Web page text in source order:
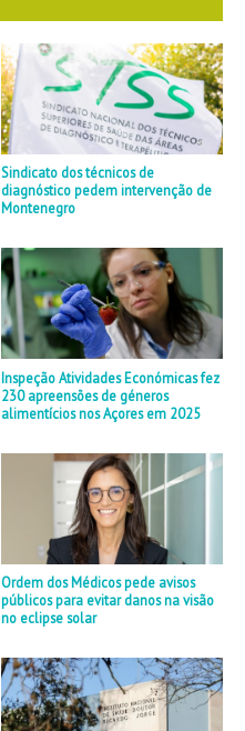
Sindicato dos técnicos de
diagnóstico pedem intervenção de
Montenegro
Inspeção Atividades Económicas fez
230 apreensões de géneros
alimentícios nos Açores em 2025
Ordem dos Médicos pede avisos
públicos para evitar danos na visão
no eclipse solar